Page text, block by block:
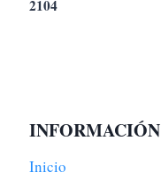
INFORMACIÓN
Inicio